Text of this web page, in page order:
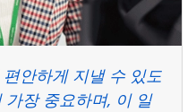
안하게 지낼 수 있도
장 중요하며, 이 일